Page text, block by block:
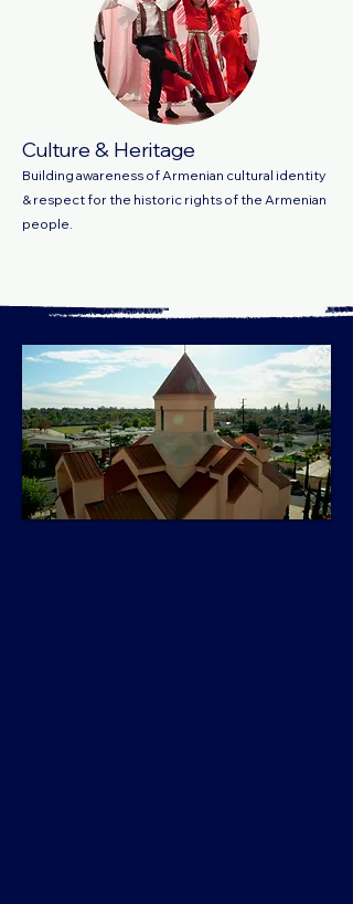
Culture & Heritage
Building awareness of Armenian cultural identity
& respect for the historic rights of the Armenian
people.